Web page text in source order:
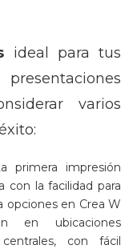
ideal para tus
varios
primera impresión
la facilidad para
opciones en Crea W
en ubicaciones
con fácil